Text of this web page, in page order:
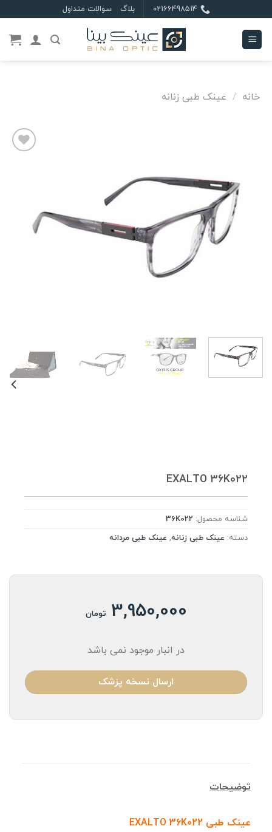
to
content
02166498514 بلاگ سوالات متداول
خانه / عینک طبی زنانه
EXALTO 36K022
شناسه محصول: 36K022
دسته: عینک طبی زنانه, عینک طبی مردانه
3,950,000 تومان
در انبار موجود نمی باشد
ارسال نسخه پزشک
توضیحات
عینک طبی EXALTO 36K022